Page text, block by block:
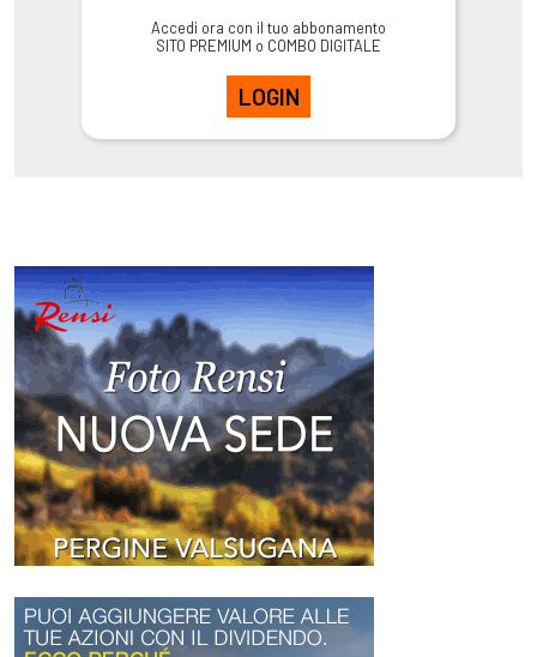
Accedi ora con il tuo abbonamento
SITO PREMIUM o COMBO DIGITALE
LOGIN